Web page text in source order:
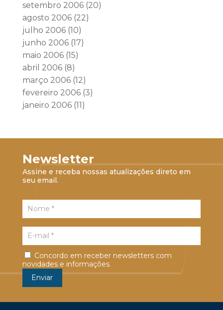
setembro 2006(20)
agosto 2006(22)
julho 2006(10)
junho 2006(17)
maio 2006(15)
abril 2006(8)
março 2006(12)
fevereiro 2006(3)
janeiro 2006(11)
Newsletter
Assine e receba nossas atualizações direto em
seu email.
Concordo em receber newsletters com
novidades e informações.